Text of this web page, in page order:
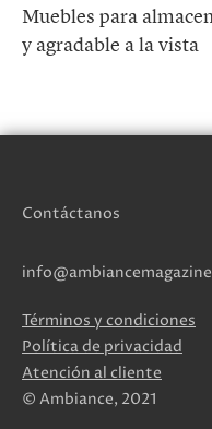
Muebles para
y agradable a la vista
Contáctanos
Términos y condiciones
Política de privacidad
Atención al cliente
© Ambiance, 2021